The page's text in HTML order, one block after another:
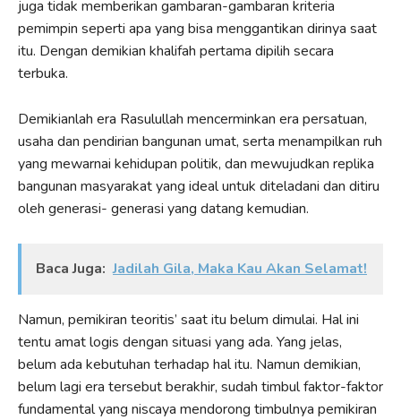
juga tidak memberikan gambaran-gambaran kriteria
pemimpin seperti apa yang bisa menggantikan dirinya saat
itu. Dengan demikian khalifah pertama dipilih secara
terbuka.
Demikianlah era Rasulullah mencerminkan era persatuan,
usaha dan pendirian bangunan umat, serta menampilkan ruh
yang mewarnai kehidupan politik, dan mewujudkan replika
bangunan masyarakat yang ideal untuk diteladani dan ditiru
oleh generasi- generasi yang datang kemudian.
Baca Juga: Jadilah Gila, Maka Kau Akan Selamat!
Namun, pemikiran teoritis’ saat itu belum dimulai. Hal ini
tentu amat logis dengan situasi yang ada. Yang jelas,
belum ada kebutuhan terhadap hal itu. Namun demikian,
belum lagi era tersebut berakhir, sudah timbul faktor-faktor
fundamental yang niscaya mendorong timbulnya pemikiran